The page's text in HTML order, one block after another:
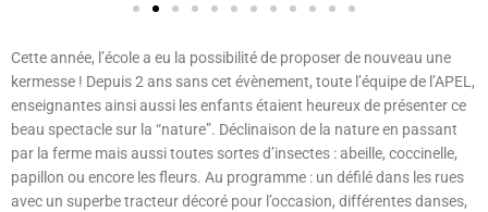
Cette année, l’école a eu la possibilité de proposer de nouveau une
kermesse ! Depuis 2 ans sans cet évènement, toute l’équipe de l’APEL,
enseignantes ainsi aussi les enfants étaient heureux de présenter ce
beau spectacle sur la “nature”. Déclinaison de la nature en passant
par la ferme mais aussi toutes sortes d’insectes : abeille, coccinelle,
papillon ou encore les fleurs. Au programme : un défilé dans les rues
avec un superbe tracteur décoré pour l’occasion, différentes danses,